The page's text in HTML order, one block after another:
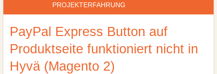
PROJEKTERFAHRUNG
PayPal Express Button auf
Produktseite funktioniert nicht in
Hyvä (Magento 2)